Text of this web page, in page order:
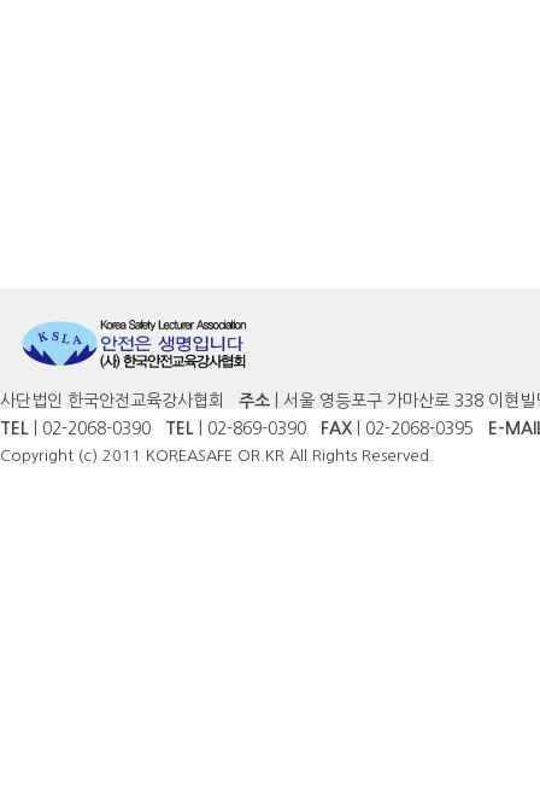
사단법인 한국안전교육강사협회 주소 | 서울 영등포구 가마산로 338 이현
TEL | 02-2068-0390 TEL | 02-869-0390 FAX | 02-2068-0395 E-
Copyright (c) 2011 KOREASAFE.OR.KR All Rights Reserved.